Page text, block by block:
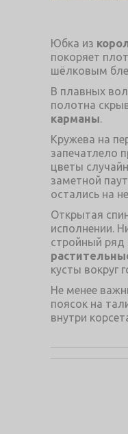
Юбка из
покоряет
шёлковым
В плавных
полотна
карманы.
Кружева на
запечатлело
цветы
заметной
остались на
Открытая
исполнении.
стройный ряд
кусты вокруг
Не менее
поясок на
внутри